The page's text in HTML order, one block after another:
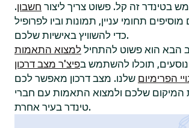
בטינדר זה קל. פשוט צריך ליצור חשבון.
תחומי עניין, תמונות וביו לפרופיל
כדי להשוויץ באישיות שלכם.
הבא הוא פשוט להתחיל למצוא התאמות
תוכלו להשתמש בפיצ'ר מצב דרכון
הפרימיום שלנו. מצב דרכון מאפשר לכם
המיקום שלכם ולמצוא התאמות עם חברי
טינדר בעיר אחרת.